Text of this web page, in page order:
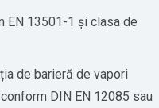
EN 13501-1 și clasa de
de barieră de vapori
DIN EN 12085 sau